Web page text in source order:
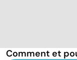
Comment et